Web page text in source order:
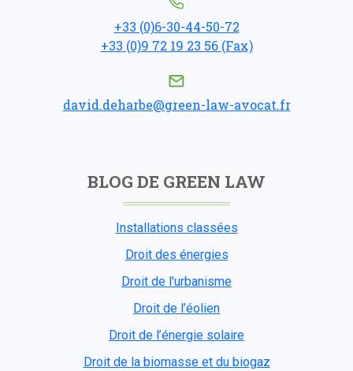
+33 (0)6-30-44-50-72
+33 (0)9 72 19 23 56 (Fax)
david.deharbe@green-law-avocat.fr
BLOG DE GREEN LAW
Installations classées
Droit des énergies
Droit de l'urbanisme
Droit de l’éolien
Droit de l’énergie solaire
Droit de la biomasse et du biogaz